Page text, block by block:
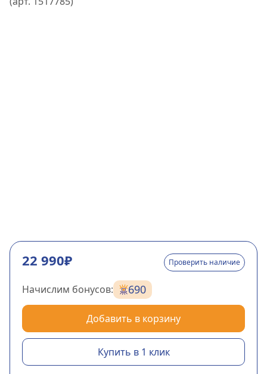
22 990₽ Проверить наличие
Начислим бонусов: 690
Добавить в корзину
Купить в 1 клик